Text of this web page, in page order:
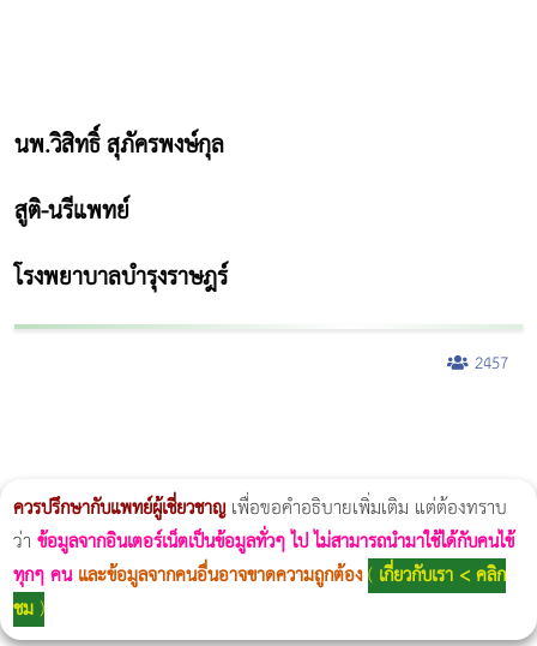
นพ.วิสิทธิ์ สุภัครพงษ์กุล
สูติ-นรีแพทย์
โรงพยาบาลบำรุงราษฎร์
2457
ควรปรึกษากับแพทย์ผู้เชี่ยวชาญเพื่อขอคำอธิบายเพิ่มเติม แต่ต้องทราบ
ว่า ข้อมูลจากอินเตอร์เน็ตเป็นข้อมูลทั่วๆ ไป ไม่สามารถนำมาใช้ได้กับคนไข้
ทุกๆ คน และข้อมูลจากคนอื่นอาจขาดความถูกต้อง( เกี่ยวกับเรา < คลิก
ชม)